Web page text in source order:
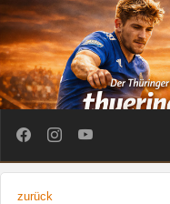
zurück